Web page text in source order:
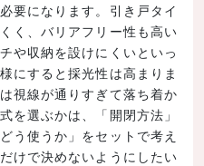
要になります。引き戸タイ
く、バリアフリー性も高い
や収納を設けにくいといっ
にすると採光性は高まりま
視線が通りすぎて落ち着か
を選ぶかは、「開閉方法」
う使うか」をセットで考え
けで決めないようにしたい